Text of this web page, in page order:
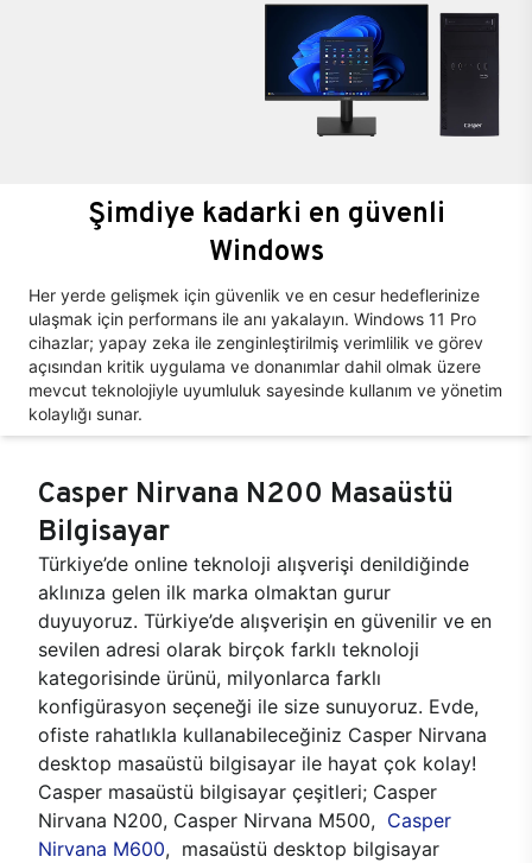
Şimdiye kadarki en güvenli
Windows
Her yerde gelişmek için güvenlik ve en cesur hedeflerinize
ulaşmak için performans ile anı yakalayın. Windows 11 Pro
cihazlar; yapay zeka ile zenginleştirilmiş verimlilik ve görev
açısından kritik uygulama ve donanımlar dahil olmak üzere
mevcut teknolojiyle uyumluluk sayesinde kullanım ve yönetim
kolaylığı sunar.
Casper Nirvana N200 Masaüstü
Bilgisayar
Türkiye’de online teknoloji alışverişi denildiğinde
aklınıza gelen ilk marka olmaktan gurur
duyuyoruz. Türkiye’de alışverişin en güvenilir ve en
sevilen adresi olarak birçok farklı teknoloji
kategorisinde ürünü, milyonlarca farklı
konfigürasyon seçeneği ile size sunuyoruz. Evde,
ofiste rahatlıkla kullanabileceğiniz Casper Nirvana
desktop masaüstü bilgisayar ile hayat çok kolay!
Casper masaüstü bilgisayar çeşitleri; Casper
Nirvana N200, Casper Nirvana M500, Casper
Nirvana M600, masaüstü desktop bilgisayar